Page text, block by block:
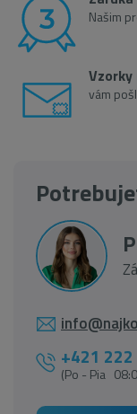
Našim
vám
+421
(Po - Pia